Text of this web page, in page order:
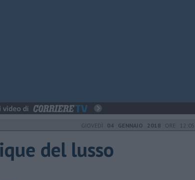
GIOVEDÌ 04 GENNAIO 2018 ORE 12:05
del lusso